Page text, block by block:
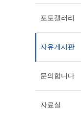
포토갤러리
자유게시판
문의합니다
자료실